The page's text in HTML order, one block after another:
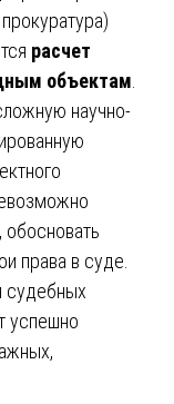
расчет
объектам
научно-
права в суде.
успешно